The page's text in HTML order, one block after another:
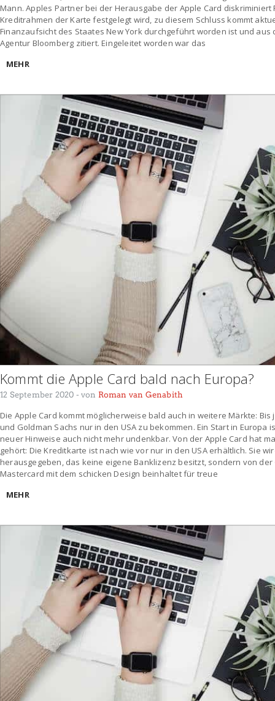
Mann. Apples Partner bei der Herausgabe der Apple Card diskriminiert
Kreditrahmen der Karte festgelegt wird, zu diesem Schluss kommt
Finanzaufsicht des Staates New York durchgeführt worden ist und
Agentur Bloomberg zitiert. Eingeleitet worden war das
MEHR
Kommt die Apple Card bald nach Europa?
12 September 2020 - von Roman van Genabith
Die Apple Card kommt möglicherweise bald auch in weitere Märkte:
und Goldman Sachs nur in den USA zu bekommen. Ein Start in Europa
neuer Hinweise auch nicht mehr undenkbar. Von der Apple Card hat
gehört: Die Kreditkarte ist nach wie vor nur in den USA erhältlich. Sie
herausgegeben, das keine eigene Banklizenz besitzt, sondern von der
Mastercard mit dem schicken Design beinhaltet für treue
MEHR